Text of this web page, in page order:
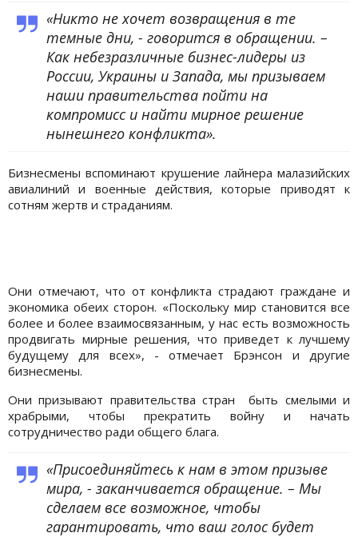
«Никто не хочет возвращения в те
темные дни, - говорится в обращении. –
Как небезразличные бизнес-лидеры из
России, Украины и Запада, мы призываем
наши правительства пойти на
компромисс и найти мирное решение
нынешнего конфликта».
Бизнесмены вспоминают крушение лайнера малазийских
авиалиний и военные действия, которые приводят к
сотням жертв и страданиям.
Они отмечают, что от конфликта страдают граждане и
экономика обеих сторон. «Поскольку мир становится все
более и более взаимосвязанным, у нас есть возможность
продвигать мирные решения, что приведет к лучшему
будущему для всех», - отмечает Брэнсон и другие
бизнесмены.
Они призывают правительства стран быть смелыми и
храбрыми, чтобы прекратить войну и начать
сотрудничество ради общего блага.
«Присоединяйтесь к нам в этом призыве
мира, - заканчивается обращение. – Мы
сделаем все возможное, чтобы
гарантировать, что ваш голос будет